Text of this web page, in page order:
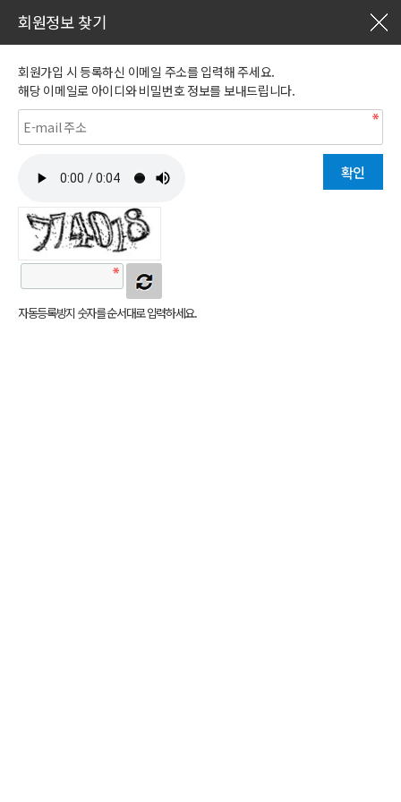
회원정보 찾기
회원가입 시 등록하신 이메일 주소를 입력해 주세요.
해당 이메일로 아이디와 비밀번호 정보를 보내드립니다.
자동등록방지 숫자를 순서대로 입력하세요.